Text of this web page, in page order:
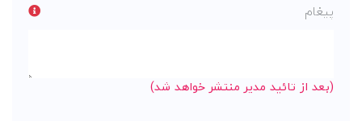
پیغام
(بعد از تائید مدیر منتشر خواهد شد)